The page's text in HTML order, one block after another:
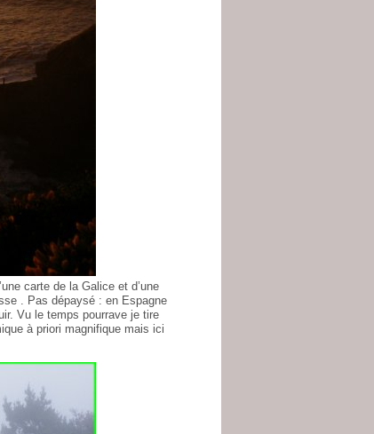
carte de la Galice et d’une
. Pas dépaysé : en Espagne
Vu le temps pourrave je tire
à priori magnifique mais ici